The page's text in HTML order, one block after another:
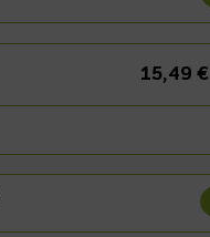
15,49 €